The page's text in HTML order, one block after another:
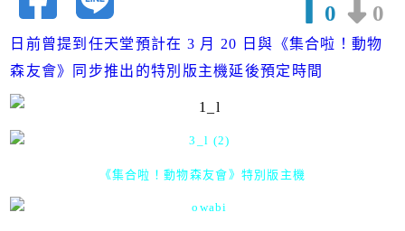
0 0
日前曾提到任天堂預計在 3 月 20 日與《集合啦！動物
森友會》同步推出的特別版主機延後預定時間
《集合啦！動物森友會》特別版主機